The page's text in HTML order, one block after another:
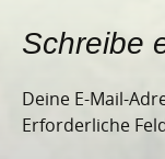
Schreibe
Deine E-Mail-
Erforderliche